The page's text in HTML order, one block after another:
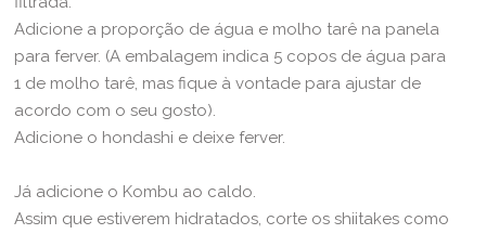
Adicione a proporção de água e molho tarê na panela
para ferver. (A embalagem indica 5 copos de água para
1 de molho tarê, mas fique à vontade para ajustar de
acordo com o seu gosto).
Adicione o hondashi e deixe ferver.
Já adicione o Kombu ao caldo.
Assim que estiverem hidratados, corte os shiitakes como